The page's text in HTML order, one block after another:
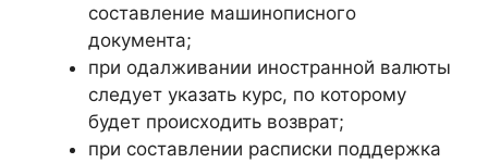
составление машинописного
документа;
при одалживании иностранной валюты
следует указать курс, по которому
будет происходить возврат;
при составлении расписки поддержка